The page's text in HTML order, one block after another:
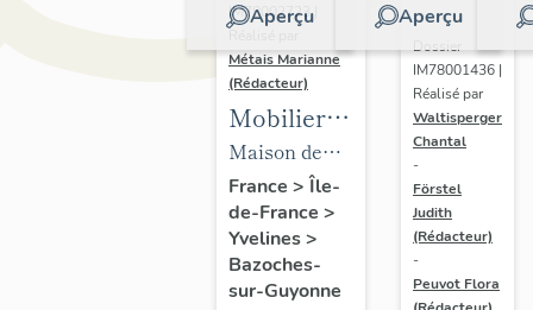
Aperçu
IM78002723 |
Métais Marianne
(Rédacteur)
Mobilier
de la
maison
Louis
Carré
Maison de
villégiature
dite maison
Louis Carré
France > Île-
de-France >
Yvelines>
Bazoches-
sur-Guyonne
Aperçu
Dossier
IM78001436 |
Réalisé par
Waltisperger
Chantal
-
Förstel
Judith
(Rédacteur)
-
Peuvot Flora